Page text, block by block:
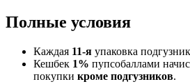
Полные условия
Каждая 11-я упаковка
Кешбек 1% пупсобаллами
покупки кроме подгузников.